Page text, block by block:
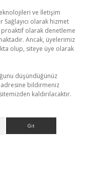
ve İletişim
Sağlayıcı olarak hizmet
olarak denetleme
Ancak, üyelerimiz
olup, siteye üye olarak
düşündüğünüz
adresine bildirmeniz
kaldırılacaktır.